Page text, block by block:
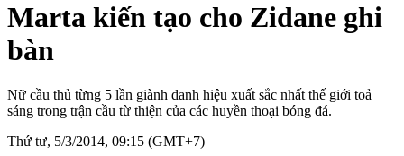
Marta kiến tạo cho Zidane ghi
bàn
Nữ cầu thủ từng 5 lần giành danh hiệu xuất sắc nhất thế giới toả
sáng trong trận cầu từ thiện của các huyền thoại bóng đá.
Thứ tư, 5/3/2014, 09:15 (GMT+7)